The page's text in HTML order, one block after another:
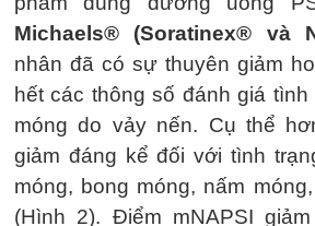
Michaels® (Soratinex® và
nhân đã có sự thuyên giảm
hết các thông số đánh giá
móng do vảy nến. Cụ thể
giảm đáng kể đối với tình
móng, bong móng, nấm
(Hình 2). Điểm mNAPSI